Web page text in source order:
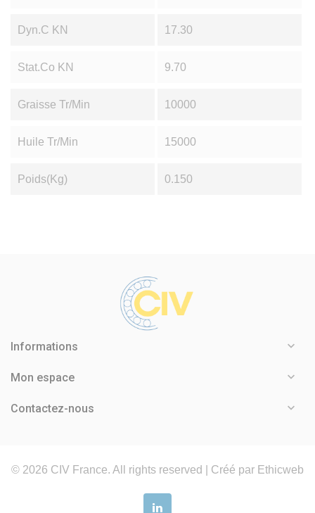
Dyn.C KN 17.30
Stat.Co KN 9.70
Graisse Tr/min 10000
Huile Tr/min 15000
Poids(Kg) 0.150
Informations 
Mon espace 
Contactez-nous 
© 2026 CIV France. All rights reserved | Créé par Ethicweb